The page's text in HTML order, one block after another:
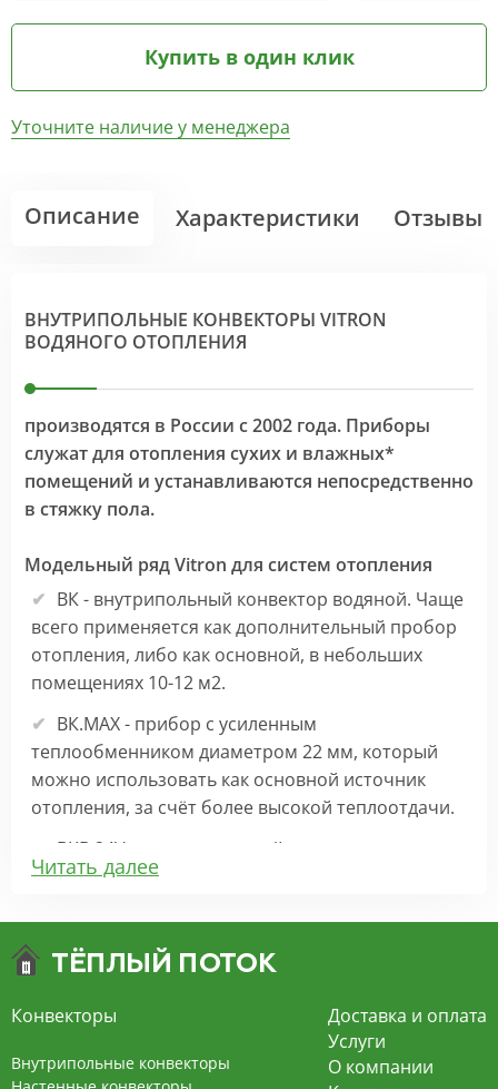
Купить в один клик
Уточните наличие у менеджера
Описание Характеристики Отзывы
ВНУТРИПОЛЬНЫЕ КОНВЕКТОРЫ VITRON
ВОДЯНОГО ОТОПЛЕНИЯ
производятся в России с 2002 года. Приборы
служат для отопления сухих и влажных*
помещений и устанавливаются непосредственно
в стяжку пола.
Модельный ряд Vitron для систем отопления
ВК - внутрипольный конвектор водяной. Чаще
всего применяется как дополнительный пробор
отопления, либо как основной, в небольших
помещениях 10-12 м2.
ВК.МАХ - прибор с усиленным
теплообменником диаметром 22 мм, который
можно использовать как основной источник
отопления, за счёт более высокой теплоотдачи.
ВКВ 24V – внутрипольный конвектор
отопления с вентилятором на 24В подходит для
экономит электроэнергию и бесшумно работает.
конвекцией на 220В. За счет тангенциального
вентилятора создает принудительную
Читать далее
Конвекторы
Внутрипольные конвекторы
Доставка и оплата
Услуги
О компании